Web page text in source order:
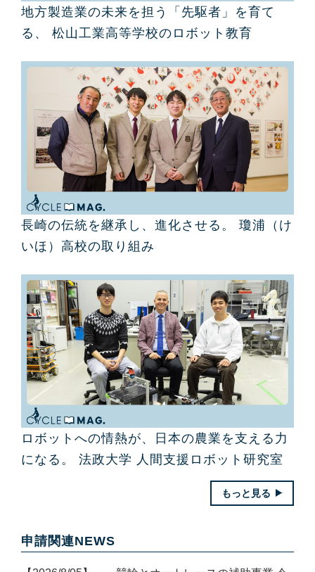
地方製造業の未来を担う「先駆者」を育て
る、 松山工業高等学校のロボット教育
長崎の伝統を継承し、進化させる。 瓊浦（け
いほ）高校の取り組み
ロボットへの情熱が、日本の農業を支える力
になる。 法政大学 人間支援ロボット研究室
もっと見る
申請関連NEWS